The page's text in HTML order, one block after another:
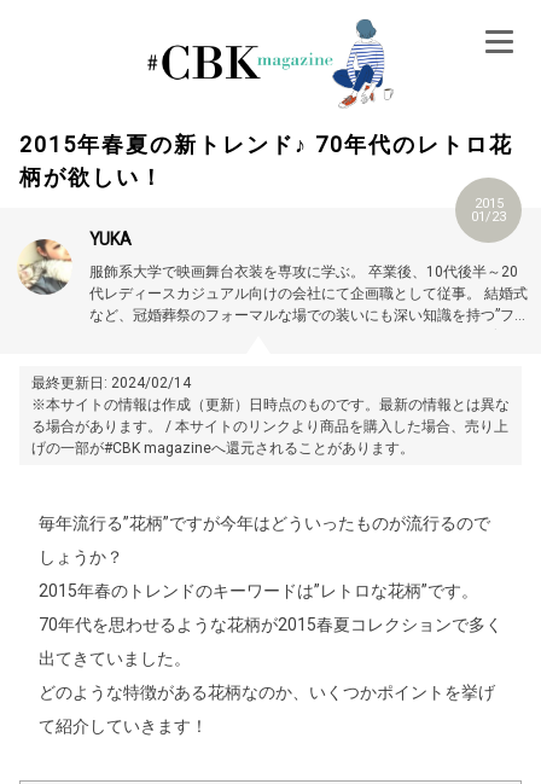
2015年春夏の新トレンド♪ 70年代のレトロ花
柄が欲しい！
2015
01/23
YUKA
服飾系大学で映画舞台衣装を専攻に学ぶ。
卒業後、10代後半～20
代レディースカジュアル向けの会社にて企画職として従事。
結婚式
など、冠婚葬祭のフォーマルな場での装いにも深い知識を持つ”フォ
最終更新日: 2024/02/14
※本サイトの情報は作成（更新）日時点のものです。最新の情報とは異な
る場合があります。 / 本サイトのリンクより商品を購入した場合、売り上
げの一部が#CBK magazineへ還元されることがあります。
毎年流行る”花柄”ですが今年はどういったものが流行るので
しょうか？
2015年春のトレンドのキーワードは”レトロな花柄”です。
70年代を思わせるような花柄が2015春夏コレクションで多く
出てきていました。
どのような特徴がある花柄なのか、いくつかポイントを挙げ
て紹介していきます！